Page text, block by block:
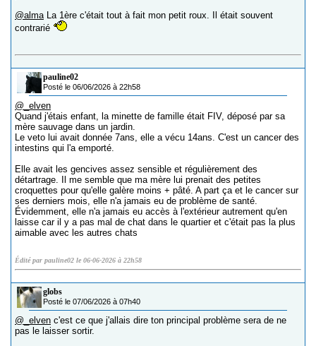
@alma La 1ère c'était tout à fait mon petit roux. Il était souvent
contrarié
pauline02
Posté le 06/06/2026 à 22h58
@_elven
Quand j'étais enfant, la minette de famille était FIV, déposé par sa
mère sauvage dans un jardin.
Le veto lui avait donnée 7ans, elle a vécu 14ans. C'est un cancer des
intestins qui l'a emporté.
Elle avait les gencives assez sensible et régulièrement des
détartrage. Il me semble que ma mère lui prenait des petites
croquettes pour qu'elle galère moins + pâté. A part ça et le cancer sur
ses derniers mois, elle n'a jamais eu de problème de santé.
Évidemment, elle n'a jamais eu accès à l'extérieur autrement qu'en
laisse car il y a pas mal de chat dans le quartier et c'était pas la plus
aimable avec les autres chats
Édité par pauline02 le 06-06-2026 à 22h58
globs
Posté le 07/06/2026 à 07h40
@_elven c'est ce que j'allais dire ton principal problème sera de ne
pas le laisser sortir.